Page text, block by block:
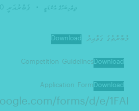
ދިވެހިބަހުގެ އެކެޑަމީ ފެބްރުއަރީ 10, 2022
މުބާރާތުގެ ގަވާއިދު Download
Competition GuidelinesDownload
Application FormDownload
forms/d/e/1FAI